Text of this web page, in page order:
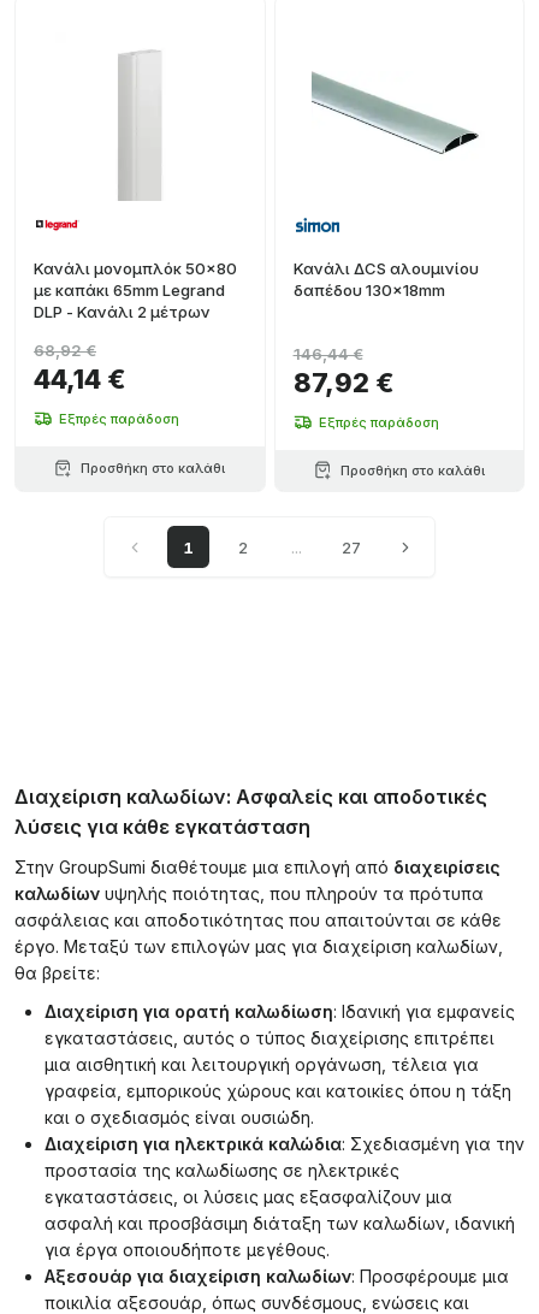
Κανάλι μονομπλόκ 50x80
με καπάκι 65mm Legrand
DLP - Κανάλι 2 μέτρων
44,14 €
68,92 €
Εξπρές παράδοση
Προσθήκη στο καλάθι
Κανάλι ΔCS αλουμινίου
δαπέδου 130x18mm
87,92 €
146,44 €
Εξπρές παράδοση
Προσθήκη στο καλάθι
1 2 ... 27
Διαχείριση καλωδίων: Ασφαλείς και αποδοτικές
λύσεις για κάθε εγκατάσταση
Στην GroupSumi διαθέτουμε μια επιλογή από διαχειρίσεις
καλωδίων υψηλής ποιότητας, που πληρούν τα πρότυπα
ασφάλειας και αποδοτικότητας που απαιτούνται σε κάθε
έργο. Μεταξύ των επιλογών μας για διαχείριση καλωδίων,
θα βρείτε:
Διαχείριση για ορατή καλωδίωση: Ιδανική για εμφανείς
εγκαταστάσεις, αυτός ο τύπος διαχείρισης επιτρέπει
μια αισθητική και λειτουργική οργάνωση, τέλεια για
γραφεία, εμπορικούς χώρους και κατοικίες όπου η τάξη
και ο σχεδιασμός είναι ουσιώδη.
Διαχείριση για ηλεκτρικά καλώδια: Σχεδιασμένη για την
προστασία της καλωδίωσης σε ηλεκτρικές
εγκαταστάσεις, οι λύσεις μας εξασφαλίζουν μια
ασφαλή και προσβάσιμη διάταξη των καλωδίων, ιδανική
για έργα οποιουδήποτε μεγέθους.
Αξεσουάρ για διαχείριση καλωδίων: Προσφέρουμε μια
ποικιλία αξεσουάρ, όπως συνδέσμους, ενώσεις και